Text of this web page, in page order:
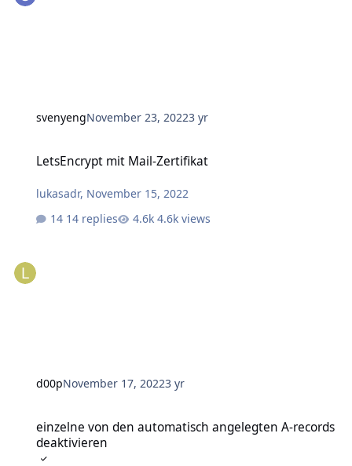
svenyengNovember 23, 20223 yr
LetsEncrypt mit Mail-Zertifikat
lukasadr, November 15, 2022
14 replies
4.6k views
d00pNovember 17, 20223 yr
einzelne von den automatisch angelegten A-records
deaktivieren